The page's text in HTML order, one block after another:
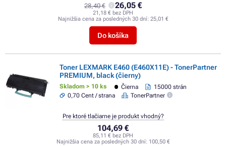
28,40 € 26,05 €
21,18 € bez DPH
Najnižšia cena za posledných 30 dní: 25,01 €
Do košíka
Toner LEXMARK E460 (E460X11E) - TonerPartner
PREMIUM, black (čierny)
Skladom > 10 ks Čierna
15000 strán
0,70 Cent / strana
TonerPartner
104,69 €
85,11 € bez DPH
Najnižšia cena za posledných 30 dní: 100,50 €
Pre ktoré tlačiarne je produkt vhodný?